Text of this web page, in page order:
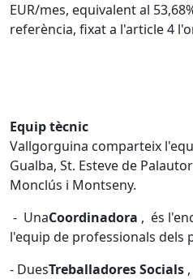
EUR/mes, equivalent al
referència, fixat a l'article 4
Equip tècnic
Vallgorguina comparteix
Gualba, St. Esteve de
Monclús i Montseny.
- UnaCoordinadora , és
l'equip de professionals dels
- DuesTreballadores Socials